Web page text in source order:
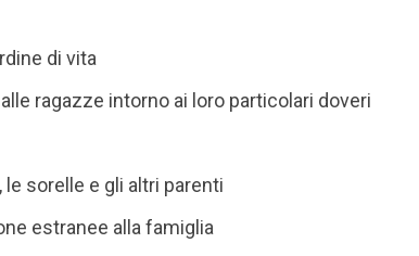
di vita
ragazze intorno ai loro particolari doveri
sorelle e gli altri parenti
estranee alla famiglia